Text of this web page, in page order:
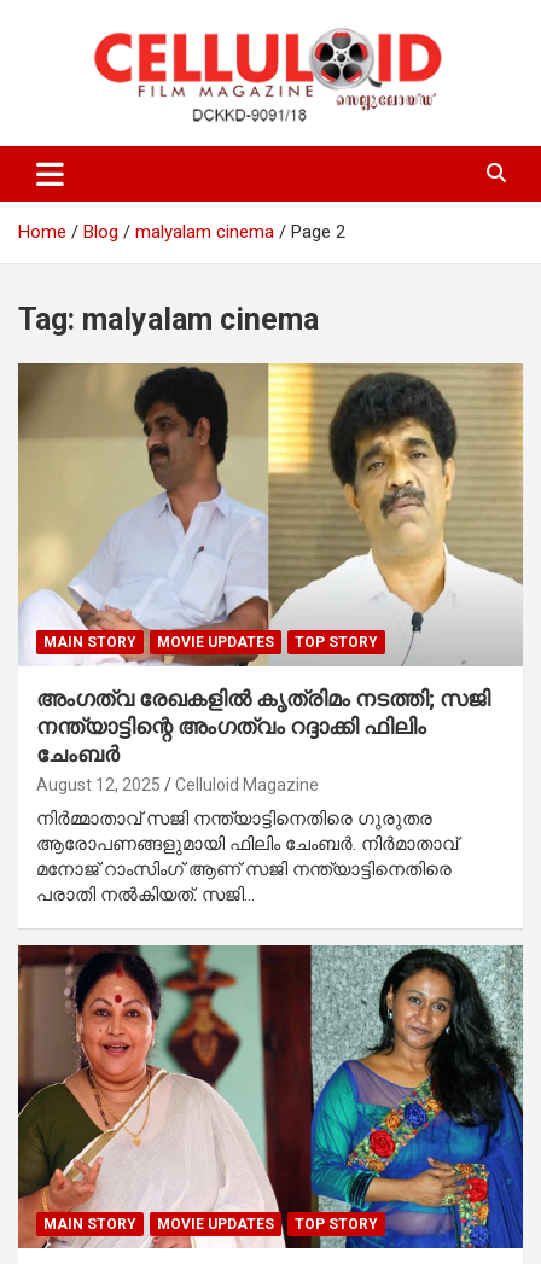
celluloid
Home Blog malyalam cinema Page 2
Tag: malyalam cinema
MAIN STORY MOVIE UPDATES TOP STORY
അംഗത്വ രേഖകളിൽ കൃത്രിമം നടത്തി; സജി
നന്ത്യാട്ടിന്റെ അംഗത്വം റദ്ദാക്കി ഫിലിം
ചേംബർ
August 12, 2025 Celluloid Magazine
നിർമ്മാതാവ് സജി നന്ത്യാട്ടിനെതിരെ ഗുരുതര
ആരോപണങ്ങളുമായി ഫിലിം ചേംബർ. നിർമാതാവ്
മനോജ്‌ റാംസിംഗ് ആണ് സജി നന്ത്യാട്ടിനെതിരെ
പരാതി നൽകിയത്. സജി…
MAIN STORY MOVIE UPDATES TOP STORY